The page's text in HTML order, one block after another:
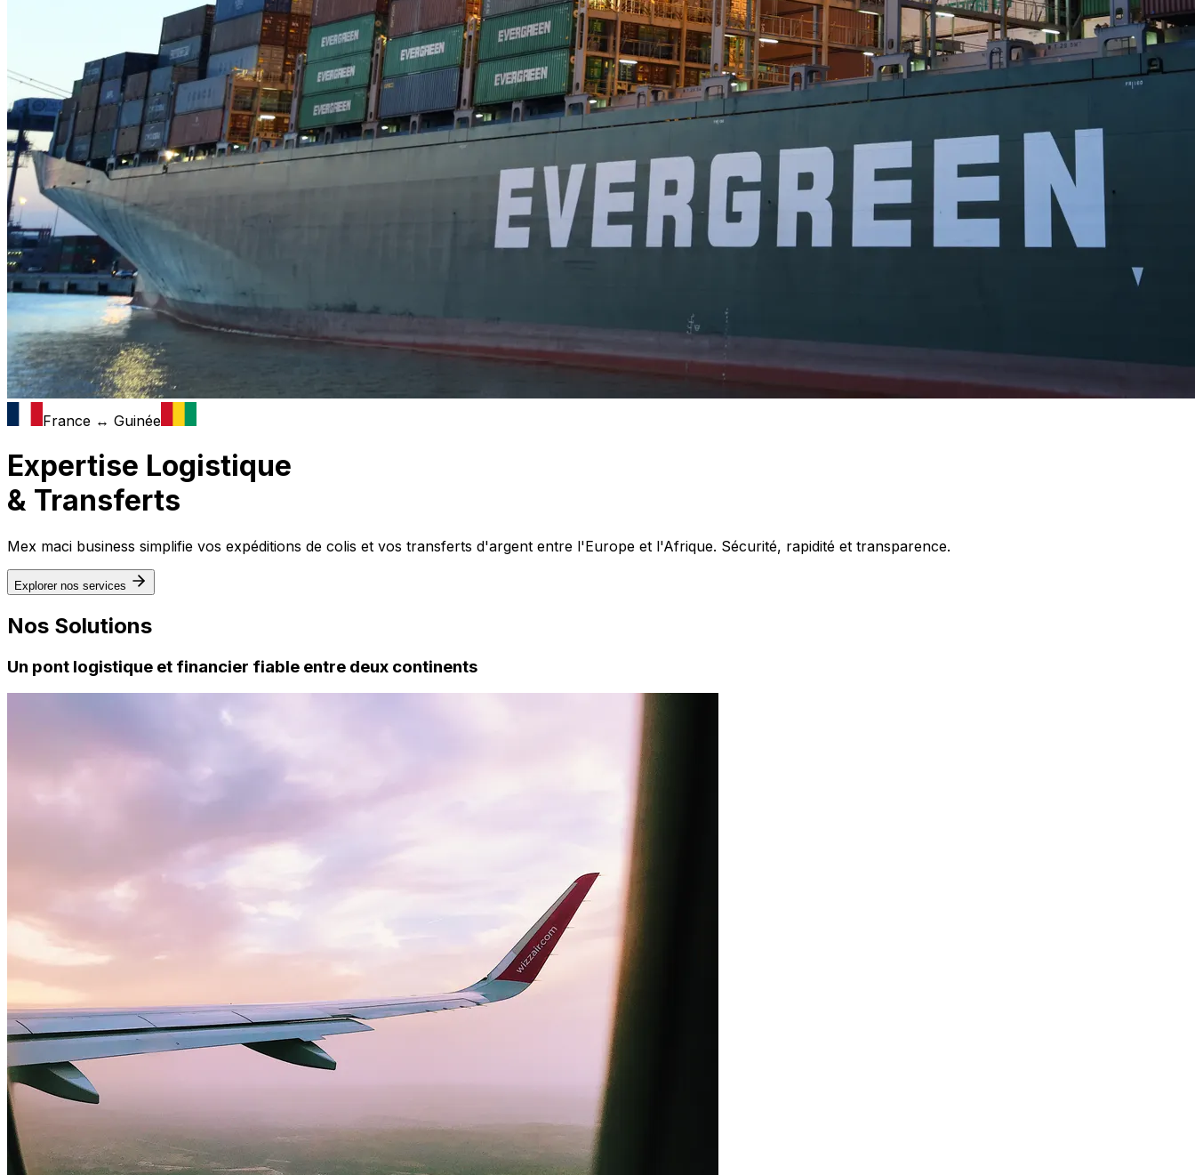
France ↔ Guinée
Expertise Logistique
& Transferts
Mex maci business simplifie vos expéditions de colis et vos transferts d'argent entre l'Europe et l'Afrique. Sécurité, rapidité et transparence.
Explorer nos services
Nos Solutions
Un pont logistique et financier fiable entre deux continents